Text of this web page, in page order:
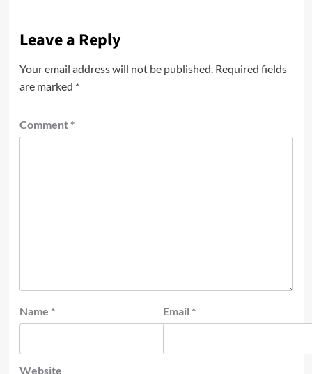
Leave a Reply
Your email address will not be published. Required fields
are marked *
Comment *
Name * Email *
Website